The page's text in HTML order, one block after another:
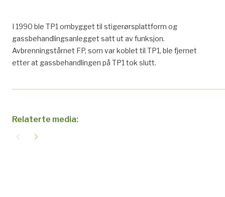
I 1990 ble TP1 ombygget til stigerørsplattform og
gassbehandlingsanlegget satt ut av funksjon.
Avbrenningstårnet FP, som var koblet til TP1, ble fjernet
etter at gassbehandlingen på TP1 tok slutt.
Relaterte media:
navigate_next